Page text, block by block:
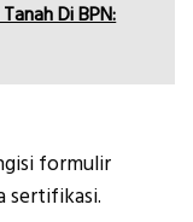
Di BPN:
formulir
sertifikasi.